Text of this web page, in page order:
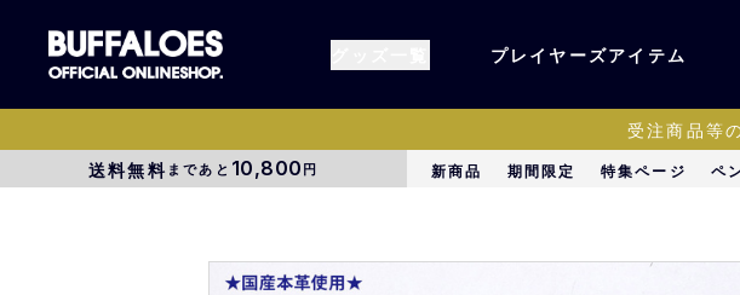
すべてのグッズ オーセンティック
タオル各種 アパレル
プレイヤーズアイテム
受注商品等
送料無料まであと 10,800円 新商品 期間限定 特集ページ ペ